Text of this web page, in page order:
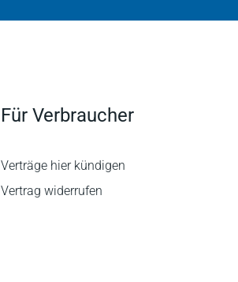
Für Verbraucher
Verträge hier kündigen
Vertrag widerrufen